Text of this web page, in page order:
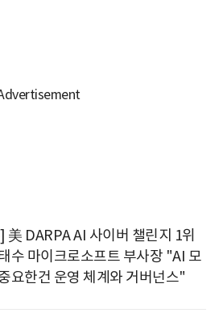
美 DARPA AI 사이버 챌린지 1위
수 마이크로소프트 부사장 "AI 모
요한건 운영 체계와 거버넌스"